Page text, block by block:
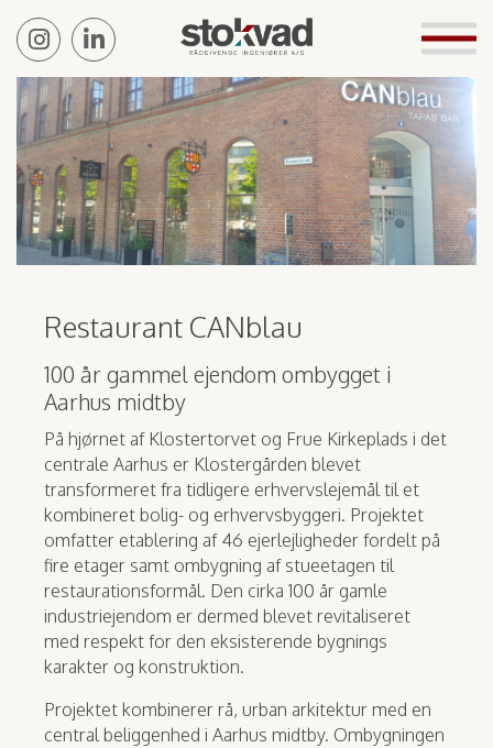
Restaurant CANblau
100 år gammel ejendom ombygget i
Aarhus midtby
På hjørnet af Klostertorvet og Frue Kirkeplads i det
centrale Aarhus er Klostergården blevet
transformeret fra tidligere erhvervslejemål til et
kombineret bolig- og erhvervsbyggeri. Projektet
omfatter etablering af 46 ejerlejligheder fordelt på
fire etager samt ombygning af stueetagen til
restaurationsformål. Den cirka 100 år gamle
industri­ejendom er dermed blevet revitaliseret
med respekt for den eksisterende bygnings
karakter og konstruktion.
Projektet kombinerer rå, urban arkitektur med en
central beliggenhed i Aarhus midtby. Ombygningen